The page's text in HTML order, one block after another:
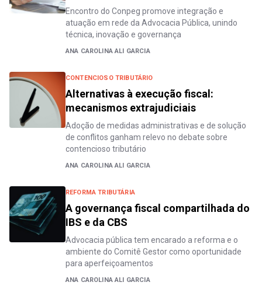
Encontro do Conpeg promove integração e
atuação em rede da Advocacia Pública, unindo
técnica, inovação e governança
ANA CAROLINA ALI GARCIA
CONTENCIOSO TRIBUTÁRIO
Alternativas à execução fiscal:
mecanismos extrajudiciais
Adoção de medidas administrativas e de solução
de conflitos ganham relevo no debate sobre
contencioso tributário
ANA CAROLINA ALI GARCIA
REFORMA TRIBUTÁRIA
A governança fiscal compartilhada do
IBS e da CBS
Advocacia pública tem encarado a reforma e o
ambiente do Comitê Gestor como oportunidade
para aperfeiçoamentos
ANA CAROLINA ALI GARCIA